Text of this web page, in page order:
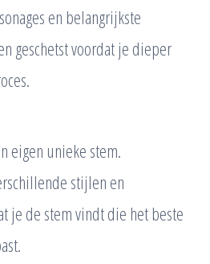
en belangrijkste
geschetst voordat je dieper
eigen unieke stem.
stijlen en
je de stem vindt die het beste